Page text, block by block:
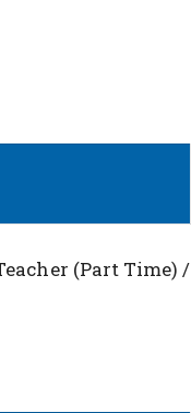
(Part Time) /